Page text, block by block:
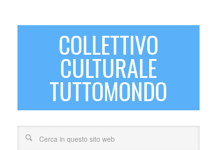
COLLETTIVO
CULTURALE
TUTTOMONDO